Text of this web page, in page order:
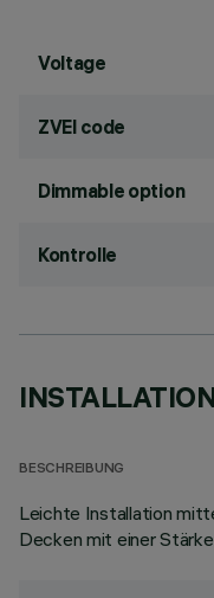
Voltage
ZVEI code
Dimmable option
Kontrolle
BESCHREIBUNG
Leichte Installation
Decken mit einer